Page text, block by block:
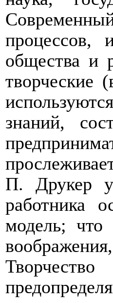
процессов,
общества и
творческие (
знаний,
П. Друкер
работника
модель; что